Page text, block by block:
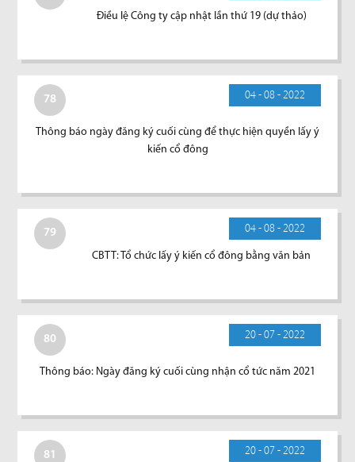
Điều lệ Công ty cập nhật lần thứ 19 (dự thảo)
78 04 - 08 - 2022
Thông báo ngày đăng ký cuối cùng để thực hiện quyền lấy ý
kiến cổ đông
79 04 - 08 - 2022
CBTT: Tổ chức lấy ý kiến cổ đông bằng văn bản
80 20 - 07 - 2022
Thông báo: Ngày đăng ký cuối cùng nhận cổ tức năm 2021
81 20 - 07 - 2022